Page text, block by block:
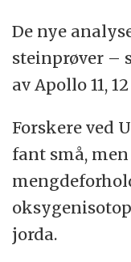
De nye
steinprøver –
av Apollo 11,
Forskere ved
fant små,
jorda.